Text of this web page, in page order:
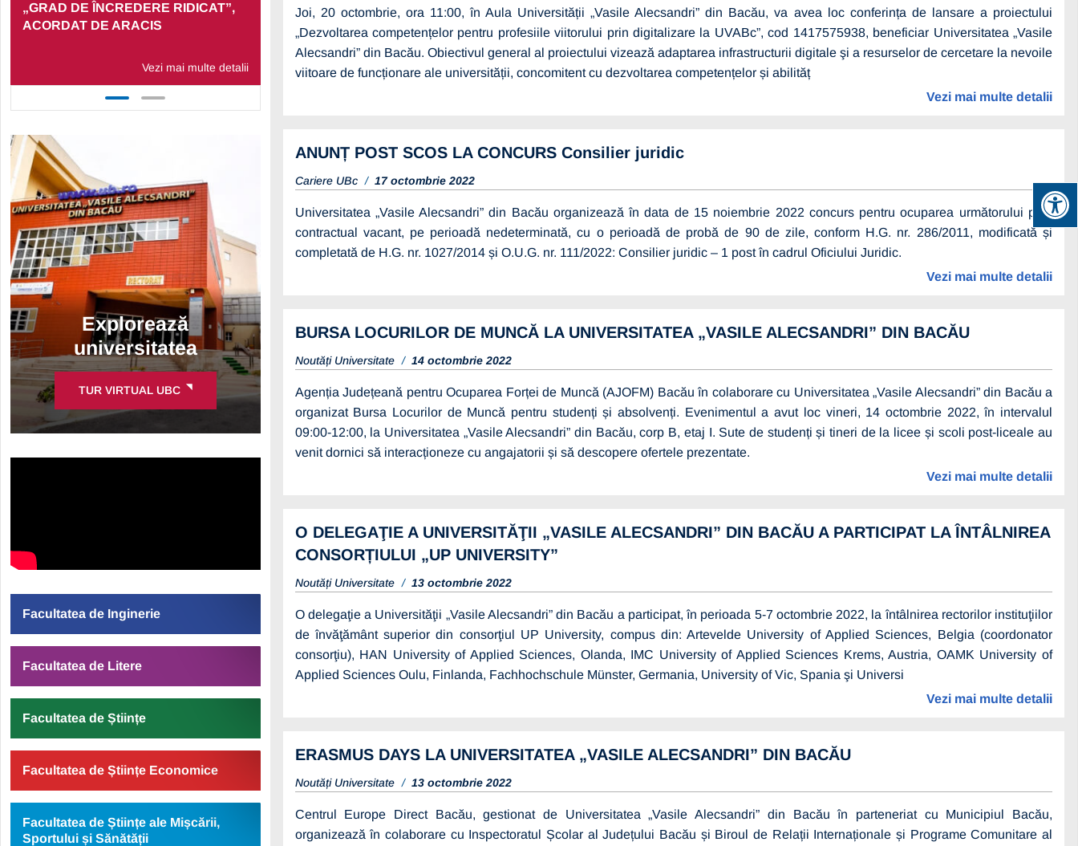
„GRAD DE ÎNCREDERE RIDICAT”,
ACORDAT DE ARACIS
Vezi mai multe detalii
PARTENERI – OPERATORI
ECONOMICI
Vezi mai multe detalii
Explorează
universitatea
TUR VIRTUAL UBC
Facultatea de Inginerie
Facultatea de Litere
Facultatea de Științe
Facultatea de Științe Economice
Facultatea de Științe ale Mișcării,
Sportului și Sănătății
Joi, 20 octombrie, ora 11:00, în Aula Universității „Vasile Alecsandri” din Bacău, va avea loc conferința de lansare a proiectului
„Dezvoltarea competențelor pentru profesiile viitorului prin digitalizare la UVABc”, cod 1417575938, beneficiar Universitatea „Vasile
Alecsandri” din Bacău. Obiectivul general al proiectului vizează adaptarea infrastructurii digitale şi a resurselor de cercetare la nevoile
viitoare de funcționare ale universității, concomitent cu dezvoltarea competențelor și abilităț
Vezi mai multe detalii
ANUNȚ POST SCOS LA CONCURS Consilier juridic
Cariere UBc 17 octombrie 2022
Universitatea „Vasile Alecsandri” din Bacău organizează în data de 15 noiembrie 2022 concurs pentru ocuparea următorului post
contractual vacant, pe perioadă nedeterminată, cu o perioadă de probă de 90 de zile, conform H.G. nr. 286/2011, modificată și
completată de H.G. nr. 1027/2014 și O.U.G. nr. 111/2022: Consilier juridic – 1 post în cadrul Oficiului Juridic.
Vezi mai multe detalii
BURSA LOCURILOR DE MUNCĂ LA UNIVERSITATEA „VASILE ALECSANDRI” DIN BACĂU
Noutăți Universitate 14 octombrie 2022
Agenția Județeană pentru Ocuparea Forței de Muncă (AJOFM) Bacău în colaborare cu Universitatea „Vasile Alecsandri” din Bacău a
organizat Bursa Locurilor de Muncă pentru studenți și absolvenți. Evenimentul a avut loc vineri, 14 octombrie 2022, în intervalul
09:00-12:00, la Universitatea „Vasile Alecsandri” din Bacău, corp B, etaj I. Sute de studenți și tineri de la licee și scoli post-liceale au
venit dornici să interacționeze cu angajatorii și să descopere ofertele prezentate.
Vezi mai multe detalii
O DELEGAŢIE A UNIVERSITĂŢII „VASILE ALECSANDRI” DIN BACĂU A PARTICIPAT LA ÎNTÂLNIREA
CONSORȚIULUI „UP UNIVERSITY”
Noutăți Universitate 13 octombrie 2022
O delegaţie a Universităţii „Vasile Alecsandri” din Bacău a participat, în perioada 5-7 octombrie 2022, la întâlnirea rectorilor instituţiilor
de învăţământ superior din consorţiul UP University, compus din: Artevelde University of Applied Sciences, Belgia (coordonator
consorţiu), HAN University of Applied Sciences, Olanda, IMC University of Applied Sciences Krems, Austria, OAMK University of
Applied Sciences Oulu, Finlanda, Fachhochschule Münster, Germania, University of Vic, Spania şi Universi
Vezi mai multe detalii
ERASMUS DAYS LA UNIVERSITATEA „VASILE ALECSANDRI” DIN BACĂU
Noutăți Universitate 13 octombrie 2022
Centrul Europe Direct Bacău, gestionat de Universitatea „Vasile Alecsandri” din Bacău în parteneriat cu Municipiul Bacău,
organizează în colaborare cu Inspectoratul Școlar al Județului Bacău și Biroul de Relații Internaționale și Programe Comunitare al